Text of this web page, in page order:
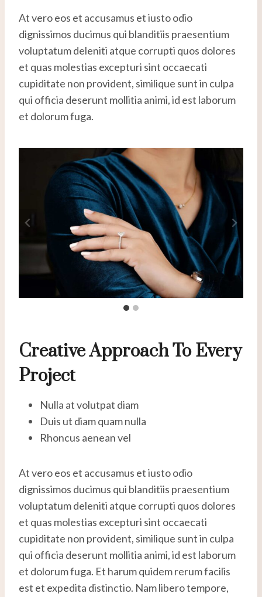
At vero eos et accusamus et iusto odio
dignissimos ducimus qui blanditiis praesentium
voluptatum deleniti atque corrupti quos dolores
et quas molestias excepturi sint occaecati
cupiditate non provident, similique sunt in culpa
qui officia deserunt mollitia animi, id est laborum
et dolorum fuga.
Creative Approach To Every
Project
Nulla at volutpat diam
Duis ut diam quam nulla
Rhoncus aenean vel
At vero eos et accusamus et iusto odio
dignissimos ducimus qui blanditiis praesentium
voluptatum deleniti atque corrupti quos dolores
et quas molestias excepturi sint occaecati
cupiditate non provident, similique sunt in culpa
qui officia deserunt mollitia animi, id est laborum
et dolorum fuga. Et harum quidem rerum facilis
est et expedita distinctio. Nam libero tempore,